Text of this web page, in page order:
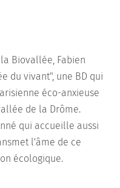
Biovallée, Fabien
du vivant", une BD qui
éco-anxieuse
de la Drôme.
qui accueille aussi
l'âme de ce
écologique.